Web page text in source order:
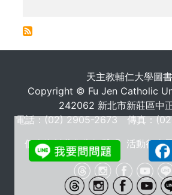
天主教輔仁大學圖
Copyright © Fu Jen Catholic
242062 新北市新莊區中
電話：(02) 2905-2673 傳真：
個人資料蒐集告知聲明 活動行事